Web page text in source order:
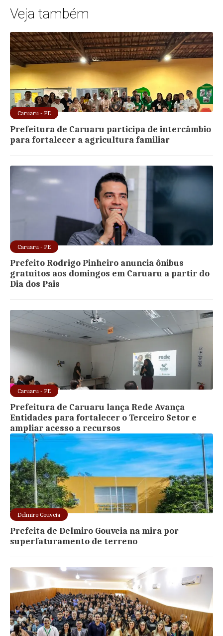
Veja também
Caruaru - PE
Prefeitura de Caruaru participa de intercâmbio
para fortalecer a agricultura familiar
Caruaru - PE
Prefeito Rodrigo Pinheiro anuncia ônibus
gratuitos aos domingos em Caruaru a partir do
Dia dos Pais
Caruaru - PE
Prefeitura de Caruaru lança Rede Avança
Entidades para fortalecer o Terceiro Setor e
ampliar acesso a recursos
Delmiro Gouveia
Prefeita de Delmiro Gouveia na mira por
superfaturamento de terreno